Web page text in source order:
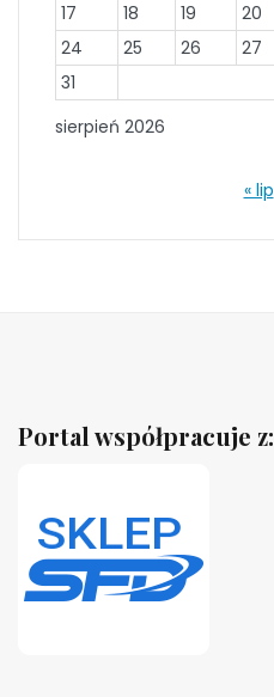
sierpień 2026
17
18 19 20
24
25 26 27
31
« lip
Portal współpracuje z: